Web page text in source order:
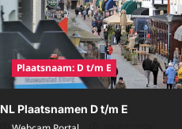
Plaatsnaam: D t/m E
NL Plaatsnamen D t/m E